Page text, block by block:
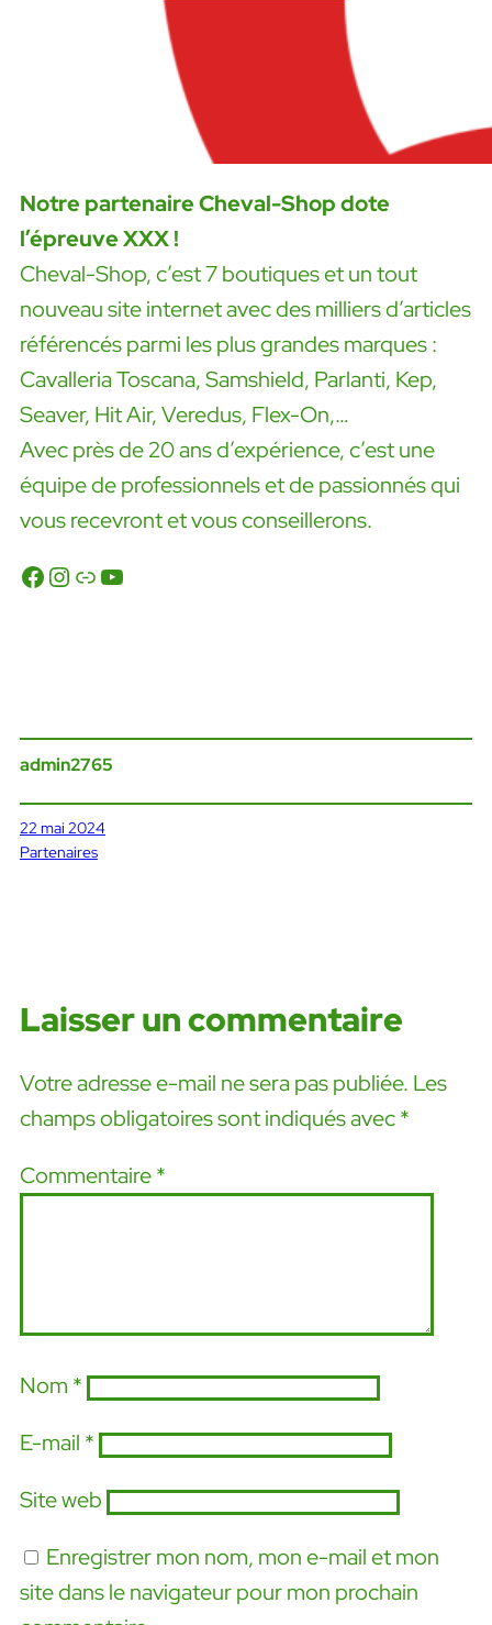
Notre partenaire Cheval-Shop dote
l’épreuve XXX !
Cheval-Shop, c’est 7 boutiques et un tout
nouveau site internet avec des milliers d’articles
référencés parmi les plus grandes marques :
Cavalleria Toscana, Samshield, Parlanti, Kep,
Seaver, Hit Air, Veredus, Flex-On,…
Avec près de 20 ans d’expérience, c’est une
équipe de professionnels et de passionnés qui
vous recevront et vous conseillerons.
Facebook
Instagram
LienYouTube
admin2765
22 mai 2024
Partenaires
Laisser un commentaire
Votre adresse e-mail ne sera pas publiée. Les
champs obligatoires sont indiqués avec*
Commentaire*
Nom *
E-mail *
Site web
Enregistrer mon nom, mon e-mail et mon
site dans le navigateur pour mon prochain